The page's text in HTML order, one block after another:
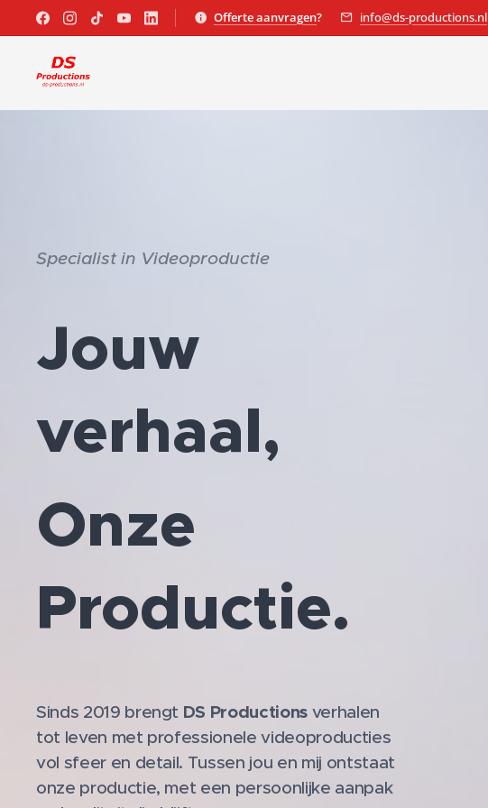
Offerte aanvragen? info@ds-productions.nl
Specialist in Videoproductie
Jouw
verhaal,
Onze
Productie.
Sinds 2019 brengt DS Productions verhalen
tot leven met professionele videoproducties
vol sfeer en detail. Tussen jou en mij ontstaat
onze productie, met een persoonlijke aanpak